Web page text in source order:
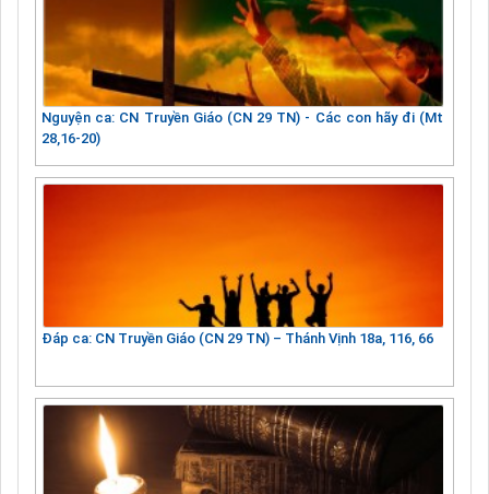
Nguyện ca: CN Truyền Giáo (CN 29 TN) - Các con hãy đi (Mt
28,16-20)
Đáp ca: CN Truyền Giáo (CN 29 TN) – Thánh Vịnh 18a, 116, 66